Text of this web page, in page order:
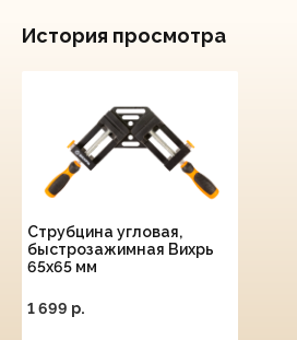
История просмотра
Струбцина угловая,
быстрозажимная Вихрь
65х65 мм
1 699 p.